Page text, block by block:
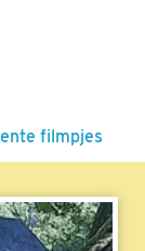
filmpjes